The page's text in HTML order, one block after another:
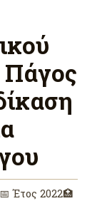
Πάγος
Έτος 2022🏥